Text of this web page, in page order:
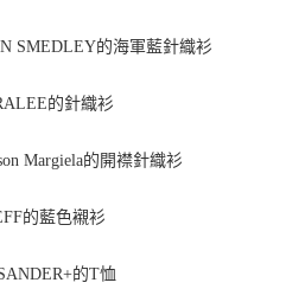
SMEDLEY的海軍藍針織衫
的針織衫
Margiela的開襟針織衫
的藍色襯衫
的T恤